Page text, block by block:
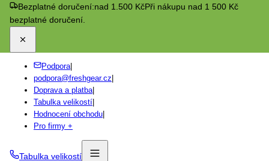
Bezplatné doručení:nad 1.500 KčPři nákupu nad 1 500 Kč
bezplatné doručení.
Podpora|
podpora@freshgear.cz
Doprava a platba|
Tabulka velikostí
Hodnocení obchodu
Pro firmy +
Tabulka velikostí